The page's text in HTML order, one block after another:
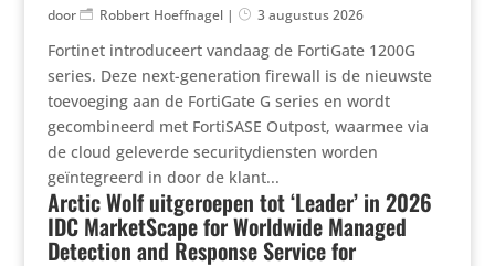
door Robbert Hoeffnagel| 3 augustus 2026
Fortinet introduceert vandaag de FortiGate 1200G
series. Deze next-generation firewall is de nieuwste
toevoeging aan de FortiGate G series en wordt
gecombineerd met FortiSASE Outpost, waarmee via
de cloud geleverde securitydiensten worden
geïntegreerd in door de klant...
Arctic Wolf uitgeroepen tot ‘Leader’ in 2026
IDC MarketScape for Worldwide Managed
Detection and Response Service for